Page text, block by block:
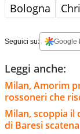
Bologna
Seguici su: Google
Leggi anche:
Milan, Amorim
rossoneri che
Milan, scoppia il
di Baresi